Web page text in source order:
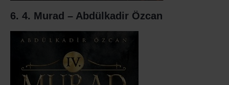
6. 4. Murad – Abdülkadir Özcan